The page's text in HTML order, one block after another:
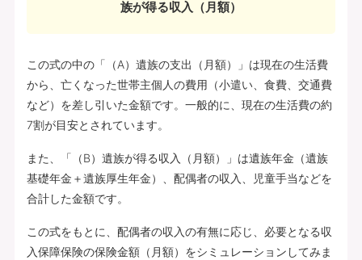
族が得る収入（月額）
この式の中の「（A）遺族の支出（月額）」は現在の生活費
から、亡くなった世帯主個人の費用（小遣い、食費、交通費
など）を差し引いた金額です。一般的に、現在の生活費の約
7割が目安とされています。
また、「（B）遺族が得る収入（月額）」は遺族年金（遺族
基礎年金＋遺族厚生年金）、配偶者の収入、児童手当などを
合計した金額です。
この式をもとに、配偶者の収入の有無に応じ、必要となる収
入保障保険の保険金額（月額）をシミュレーションしてみま